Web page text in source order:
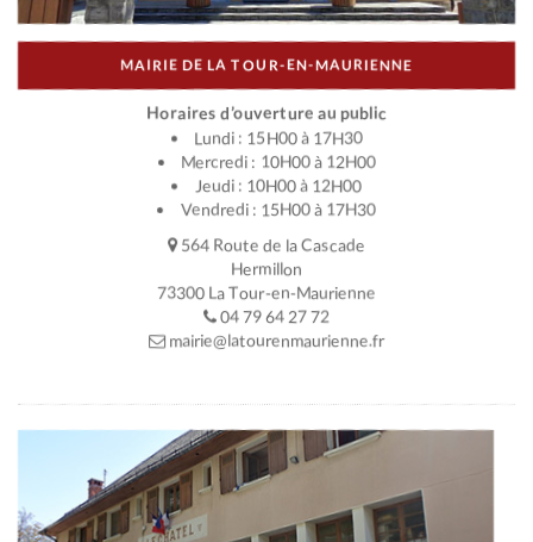
MAIRIE DE LA TOUR-EN-MAURIENNE
Horaires d’ouverture au public
Lundi : 15H00 à 17H30
Mercredi : 10H00 à 12H00
Jeudi : 10H00 à 12H00
Vendredi : 15H00 à 17H30
564 Route de la Cascade
Hermillon
73300 La Tour-en-Maurienne
04 79 64 27 72
mairie@latourenmaurienne.fr